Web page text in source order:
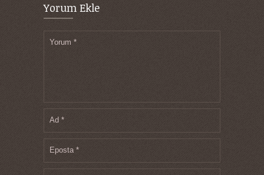
Yorum Ekle
Yorum *
Ad *
Eposta *